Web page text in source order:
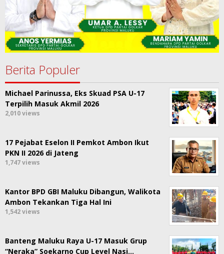
Berita Populer
Michael Parinussa, Eks Skuad PSA U-17
Terpilih Masuk Akmil 2026
2,010 views
17 Pejabat Eselon II Pemkot Ambon Ikut
PKN II 2026 di Jateng
1,747 views
Kantor BPD GBI Maluku Dibangun, Walikota
Ambon Tekankan Tiga Hal Ini
1,542 views
Banteng Maluku Raya U-17 Masuk Grup
“Neraka” Soekarno Cup Level Nasi…